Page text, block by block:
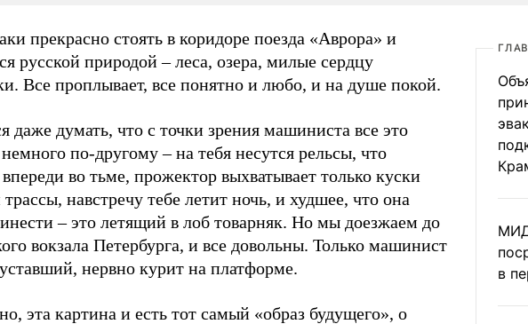
прекрасно стоять в коридоре поезда «Аврора» и
русской природой – леса, озера, милые сердцу
Все проплывает, все понятно и любо, и на душе покой.
даже думать, что с точки зрения машиниста все это
по-другому – на тебя несутся рельсы, что
во тьме, прожектор выхватывает только куски
навстречу тебе летит ночь, и худшее, что она
– это летящий в лоб товарняк. Но мы доезжаем до
вокзала Петербурга, и все довольны. Только машинист
нервно курит на платформе.
эта картина и есть тот самый «образ будущего», о
в